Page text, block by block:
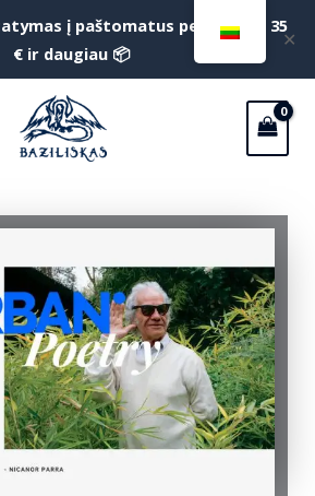
į paštomatus perkant už 35
€ ir daugiau 📦
✕